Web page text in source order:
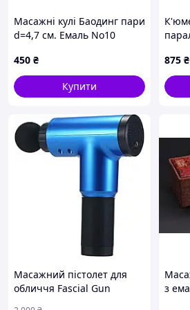
Масажні кулі Баодинг пари
d=4,7 см. Емаль No10
450 ₴
Купити
875 ₴
Масажний пістолет для
обличчя Fascial Gun
з